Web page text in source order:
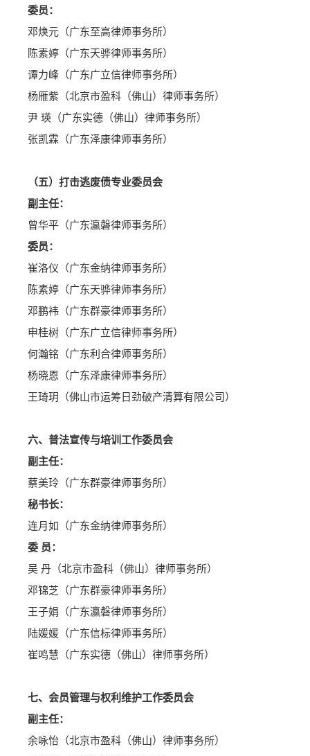
委员：
邓焕元（广东至高律师事务所）
陈素婷（广东天骅律师事务所）
谭力峰（广东广立信律师事务所）
杨雁紫（北京市盈科（佛山）律师事务所）
尹 瑛（广东实德（佛山）律师事务所）
张凯霖（广东泽康律师事务所）
（五）打击逃废债专业委员会
副主任：
曾华平（广东瀛磐律师事务所）
委员：
崔洛仪（广东金纳律师事务所）
陈素婷（广东天骅律师事务所）
邓鹏袆（广东群豪律师事务所）
申桂树（广东广立信律师事务所）
何瀚铭（广东利合律师事务所）
杨晓恩（广东泽康律师事务所）
王琦玥（佛山市运筹日劲破产清算有限公司）
六、普法宣传与培训工作委员会
副主任：
蔡美玲（广东群豪律师事务所）
秘书长：
连月如（广东金纳律师事务所）
委 员：
吴 丹（北京市盈科（佛山）律师事务所）
邓锦芝（广东群豪律师事务所）
王子娟（广东瀛磐律师事务所）
陆媛媛（广东信标律师事务所）
崔鸣慧（广东实德（佛山）律师事务所）
七、会员管理与权利维护工作委员会
副主任：
余咏怡（北京市盈科（佛山）律师事务所）